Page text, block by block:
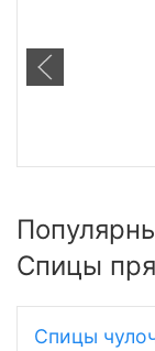
Спицы
Спицы